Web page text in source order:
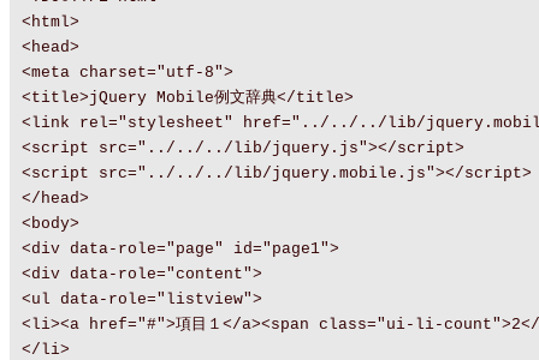
<html>
<head>
<meta charset="utf-8">
<title>jQuery Mobile例文辞典</title>
<link rel="stylesheet" href="../../../lib/
<script src="../../../lib/jquery.js"></script>
<script src="../../../lib/jquery.mobile.js"></script>
</head>
<body>
<div data-role="page" id="page1">
<div data-role="content">
<ul data-role="listview">
<li><a href="#">項目１</a><span class="ui-li-count">2</
</li>